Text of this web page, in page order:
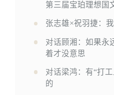
第三届宝珀理想国
张志雄×祝羽捷：
对话顾湘：如果永
着才没意思
对话梁鸿：有“打
的